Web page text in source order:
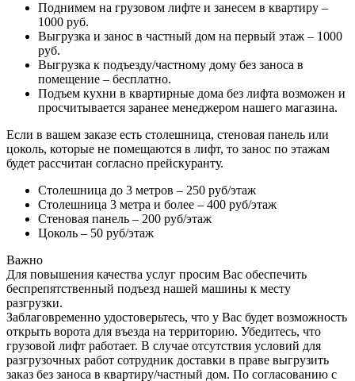
Поднимем на грузовом лифте и занесем в квартиру –
1000 руб.
Выгрузка и занос в частный дом на первый этаж – 1000
руб.
Выгрузка к подъезду/частному дому без заноса в
помещение – бесплатно.
Подъем кухни в квартирные дома без лифта возможен и
просчитывается заранее менеджером нашего магазина.
Если в вашем заказе есть столешница, стеновая панель или
цоколь, которые не помещаются в лифт, то занос по этажам
будет рассчитан согласно прейскуранту.
Столешница до 3 метров – 250 руб/этаж
Столешница 3 метра и более – 400 руб/этаж
Стеновая панель – 200 руб/этаж
Цоколь – 50 руб/этаж
Важно
Для повышения качества услуг просим Вас обеспечить
беспрепятственный подъезд нашей машины к месту
разгрузки.
Заблаговременно удостоверьтесь, что у Вас будет возможность
открыть ворота для въезда на территорию. Убедитесь, что
грузовой лифт работает. В случае отсутствия условий для
разгрузочных работ сотрудник доставки в праве выгрузить
заказ без заноса в квартиру/частный дом. По согласованию с